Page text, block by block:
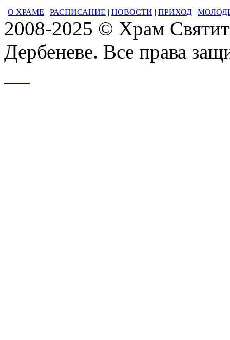
О ХРАМЕ РАСПИСАНИЕ НОВОСТИ ПРИХОД
2008-2025 © Храм
Дербеневе. Все права